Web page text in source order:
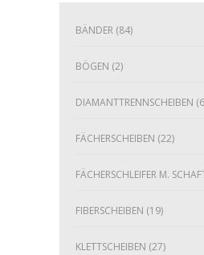
BÄNDER (84)
BÖGEN (2)
DIAMANTTRENNSCHEIBEN
FÄCHERSCHEIBEN (22)
FÄCHERSCHLEIFER M.
FIBERSCHEIBEN (19)
KLETTSCHEIBEN (27)